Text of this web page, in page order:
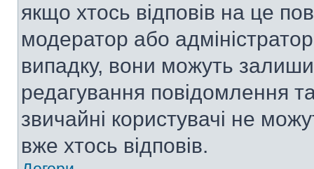
якщо хтось відповів на це
модератор або
випадку, вони можуть
редагування повідомлення
звичайні користувачі не
вже хтось відповів.